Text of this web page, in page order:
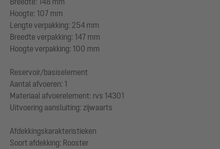
Hoogte: 107 mm
Lengte verpakking: 254 mm
Breedte verpakking: 147 mm
Hoogte verpakking: 100 mm
Reservoir/basiselement
Aantal afvoeren: 1
Materiaal afvoerelement: rvs 14301
Uitvoering aansluiting: zijwaarts
Afdekkingskarakteristieken
Soort afdekking: Rooster